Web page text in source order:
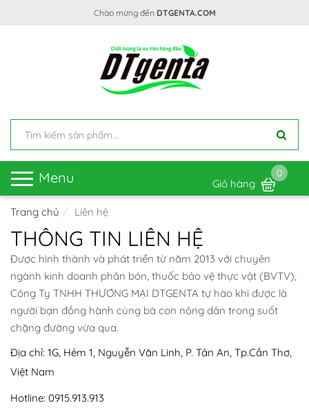
Chào mừng đến DTGENTA.COM
Menu Giỏ hàng
0
Trang chủ Liên hệ
THÔNG TIN LIÊN HỆ
Được hình thành và phát triển từ năm 2013 với chuyên
ngành kinh doanh phân bón, thuốc bảo vệ thực vật (BVTV),
Công Ty TNHH THƯƠNG MẠI DTGENTA tự hào khi được là
người bạn đồng hành cùng bà con nông dân trong suốt
chặng đường vừa qua.
Địa chỉ: 1G, Hẻm 1, Nguyễn Văn Linh, P. Tân An, Tp.Cần Thơ,
Việt Nam
Hotline: 0915.913.913